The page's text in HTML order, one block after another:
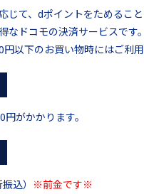
じて、dポイントをためるこ
なドコモの決済サービスです。
以下のお買い物時にはご利用
がかかります。
込） ※前金です※